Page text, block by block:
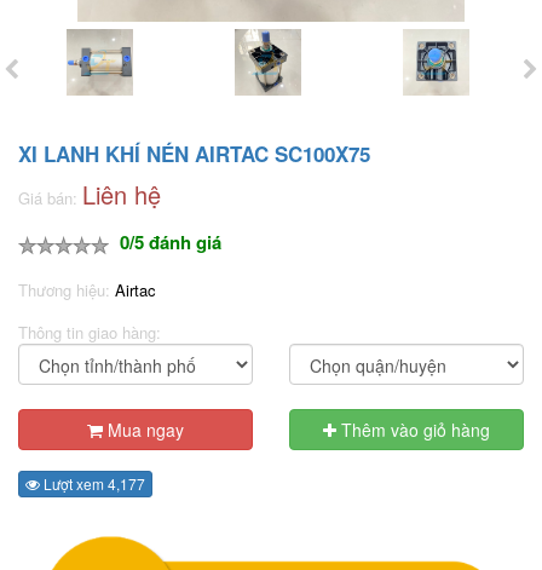
XI LANH KHÍ NÉN AIRTAC SC100X75
Giá bán: Liên hệ
0/5 đánh giá
Thương hiệu: Airtac
Thông tin giao hàng:
Mua ngay Thêm vào giỏ hàng
Lượt xem 4,177